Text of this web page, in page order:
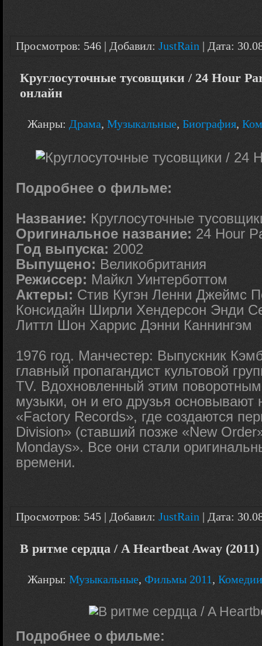
Просмотров: 546 | Добавил: JustRain | Дата:
Круглосуточные тусовщики / 24 Hour
онлайн
Жанры: Драма, Музыкальные, Биография,
Подробнее о фильме:
Название: Круглосуточные
Оригинальное название: 24 Hour
Год выпуска: 2002
Выпущено: Великобритания
Режиссер: Майкл Уинтерботтом
Актеры: Стив Кугэн Ленни Джеймс
Консидайн Ширли Хендерсон Энди
Литтл Шон Харрис Дэнни Каннингэм
1976 год. Манчестер: Выпускник
главный пропагандист культовой
TV. Вдохновленный этим
музыки, он и его друзья основывают
«Factory Records», где создаются
Division» (ставший позже «New
Mondays». Все они стали
времени.
Просмотров: 545 | Добавил: JustRain | Дата:
В ритме сердца / A Heartbeat Away
Жанры: Музыкальные, Фильмы 2011, Комедии
Подробнее о фильме: